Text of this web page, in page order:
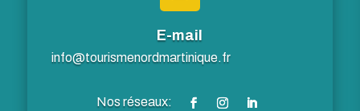
E-mail
info@tourismenordmartinique.fr